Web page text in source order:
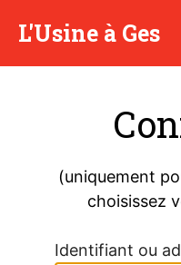
L'Usine à Ges
(uniquement
choisissez
Identifiant ou